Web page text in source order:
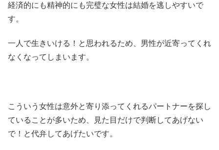
経済的にも精神的にも完璧な女性は結婚を逃しやすいで
す。
一人で生きいける！と思われるため、男性が近寄ってくれ
なくなってしまいます。
こういう女性は意外と寄り添ってくれるパートナーを探し
ていることが多いため、見た目だけで判断してあげない
で！と代弁してあげたいです。